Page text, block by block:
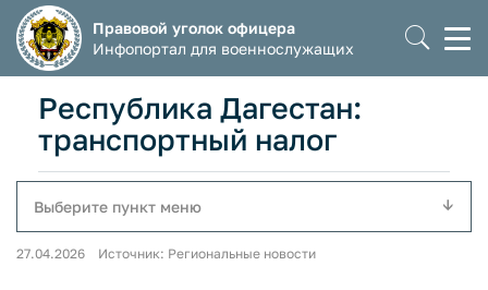
Правовой уголок офицера
Инфопортал для военнослужащих
Республика Дагестан:
транспортный налог
Выберите пункт меню
27.04.2026 Источник: Региональные новости